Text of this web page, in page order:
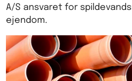
A/S ansvaret for
ejendom.